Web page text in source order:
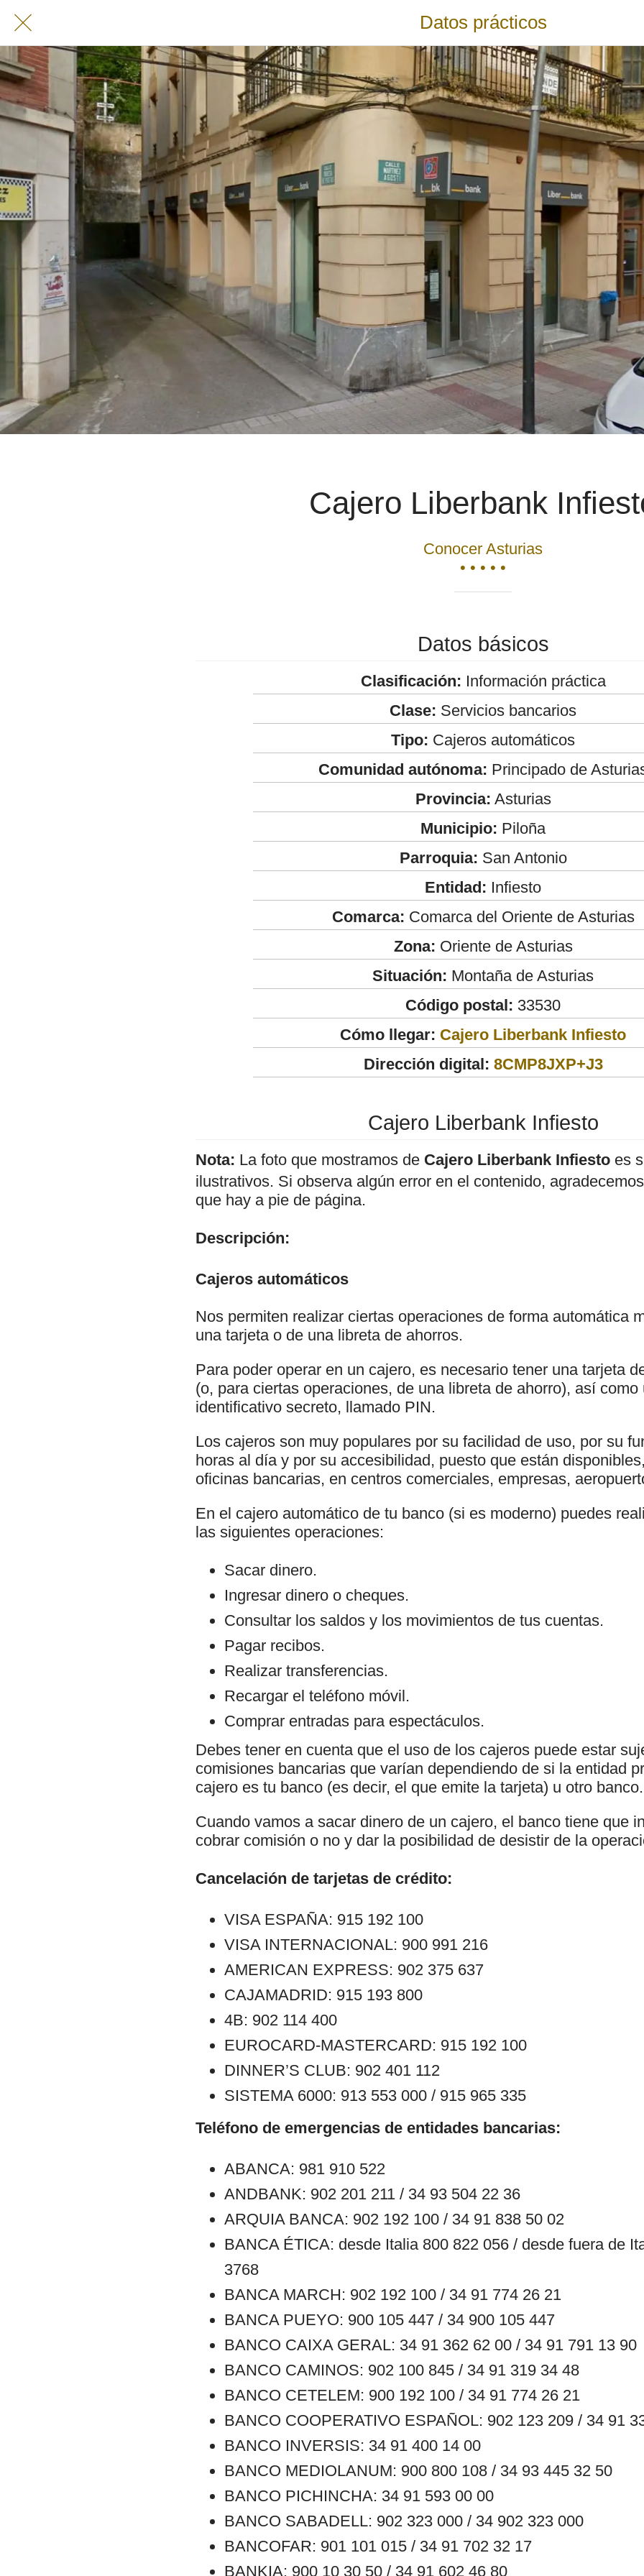
Datos prácticos
Cajero Liberbank
Conocer Asturias
• • • • •
Datos básicos
Clasificación: Información práctica
Clase: Servicios bancarios
Tipo: Cajeros automáticos
Comunidad autónoma: Principado de
Provincia: Asturias
Municipio: Piloña
Parroquia: San Antonio
Entidad: Infiesto
Comarca: Comarca del Oriente de Asturias
Zona: Oriente de Asturias
Situación: Montaña de Asturias
Código postal: 33530
Cómo llegar: Cajero Liberbank Infiesto
Dirección digital: 8CMP8JXP+J3
Cajero Liberbank Infiesto
Nota: La foto que mostramos de Cajero Liberbank Infiesto es
ilustrativos. Si observa algún error en el contenido,
que hay a pie de página.
Descripción:
Cajeros automáticos
Nos permiten realizar ciertas operaciones de forma automática
una tarjeta o de una libreta de ahorros.
Para poder operar en un cajero, es necesario tener una tarjeta
(o, para ciertas operaciones, de una libreta de ahorro), así como
identificativo secreto, llamado PIN.
Los cajeros son muy populares por su facilidad de uso, por su
horas al día y por su accesibilidad, puesto que están
oficinas bancarias, en centros comerciales, empresas,
En el cajero automático de tu banco (si es moderno) puedes
las siguientes operaciones:
Sacar dinero.
Ingresar dinero o cheques.
Consultar los saldos y los movimientos de tus cuentas.
Pagar recibos.
Realizar transferencias.
Recargar el teléfono móvil.
Comprar entradas para espectáculos.
Debes tener en cuenta que el uso de los cajeros puede estar
comisiones bancarias que varían dependiendo de si la entidad
cajero es tu banco (es decir, el que emite la tarjeta) u otro banco.
Cuando vamos a sacar dinero de un cajero, el banco tiene que
cobrar comisión o no y dar la posibilidad de desistir de la
Cancelación de tarjetas de crédito:
VISA ESPAÑA: 915 192 100
VISA INTERNACIONAL: 900 991 216
AMERICAN EXPRESS: 902 375 637
CAJAMADRID: 915 193 800
4B: 902 114 400
EUROCARD-MASTERCARD: 915 192 100
DINNER’S CLUB: 902 401 112
SISTEMA 6000: 913 553 000 / 915 965 335
Teléfono de emergencias de entidades bancarias:
ABANCA: 981 910 522
ANDBANK: 902 201 211 / 34 93 504 22 36
ARQUIA BANCA: 902 192 100 / 34 91 838 50 02
BANCA ÉTICA: desde Italia 800 822 056 / desde fuera de
3768
BANCA MARCH: 902 192 100 / 34 91 774 26 21
BANCA PUEYO: 900 105 447 / 34 900 105 447
BANCO CAIXA GERAL: 34 91 362 62 00 / 34 91 791 13 90
BANCO CAMINOS: 902 100 845 / 34 91 319 34 48
BANCO CETELEM: 900 192 100 / 34 91 774 26 21
BANCO COOPERATIVO ESPAÑOL: 902 123 209 / 34 91
BANCO INVERSIS: 34 91 400 14 00
BANCO MEDIOLANUM: 900 800 108 / 34 93 445 32 50
BANCO PICHINCHA: 34 91 593 00 00
BANCO SABADELL: 902 323 000 / 34 902 323 000
BANCOFAR: 901 101 015 / 34 91 702 32 17
BANKIA: 900 10 30 50 / 34 91 602 46 80